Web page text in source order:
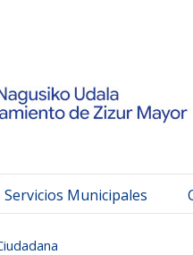
Servicios Municipales